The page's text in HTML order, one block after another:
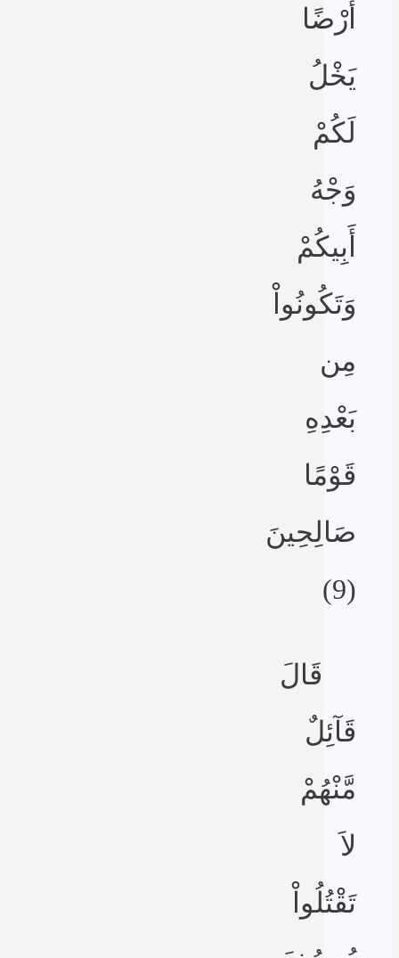
أَرْضًا
يَخْلُ
لَكُمْ
وَجْهُ
أَبِيكُمْ
وَتَكُونُواْ
مِن
بَعْدِهِ
قَوْمًا
صَالِحِينَ
(9)
قَالَ
قَآئِلٌ
مَّنْهُمْ
لاَ
تَقْتُلُواْ